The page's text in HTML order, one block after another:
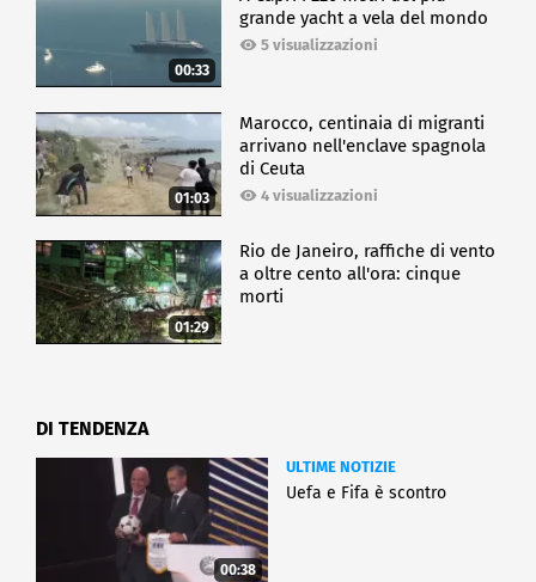
00:33
grande yacht a vela del mondo
5 visualizzazioni
01:03
Marocco, centinaia di migranti
arrivano nell'enclave spagnola
di Ceuta
4 visualizzazioni
01:29
Rio de Janeiro, raffiche di vento
a oltre cento all'ora: cinque
morti
DI TENDENZA
00:38
ULTIME NOTIZIE
Uefa e Fifa è scontro